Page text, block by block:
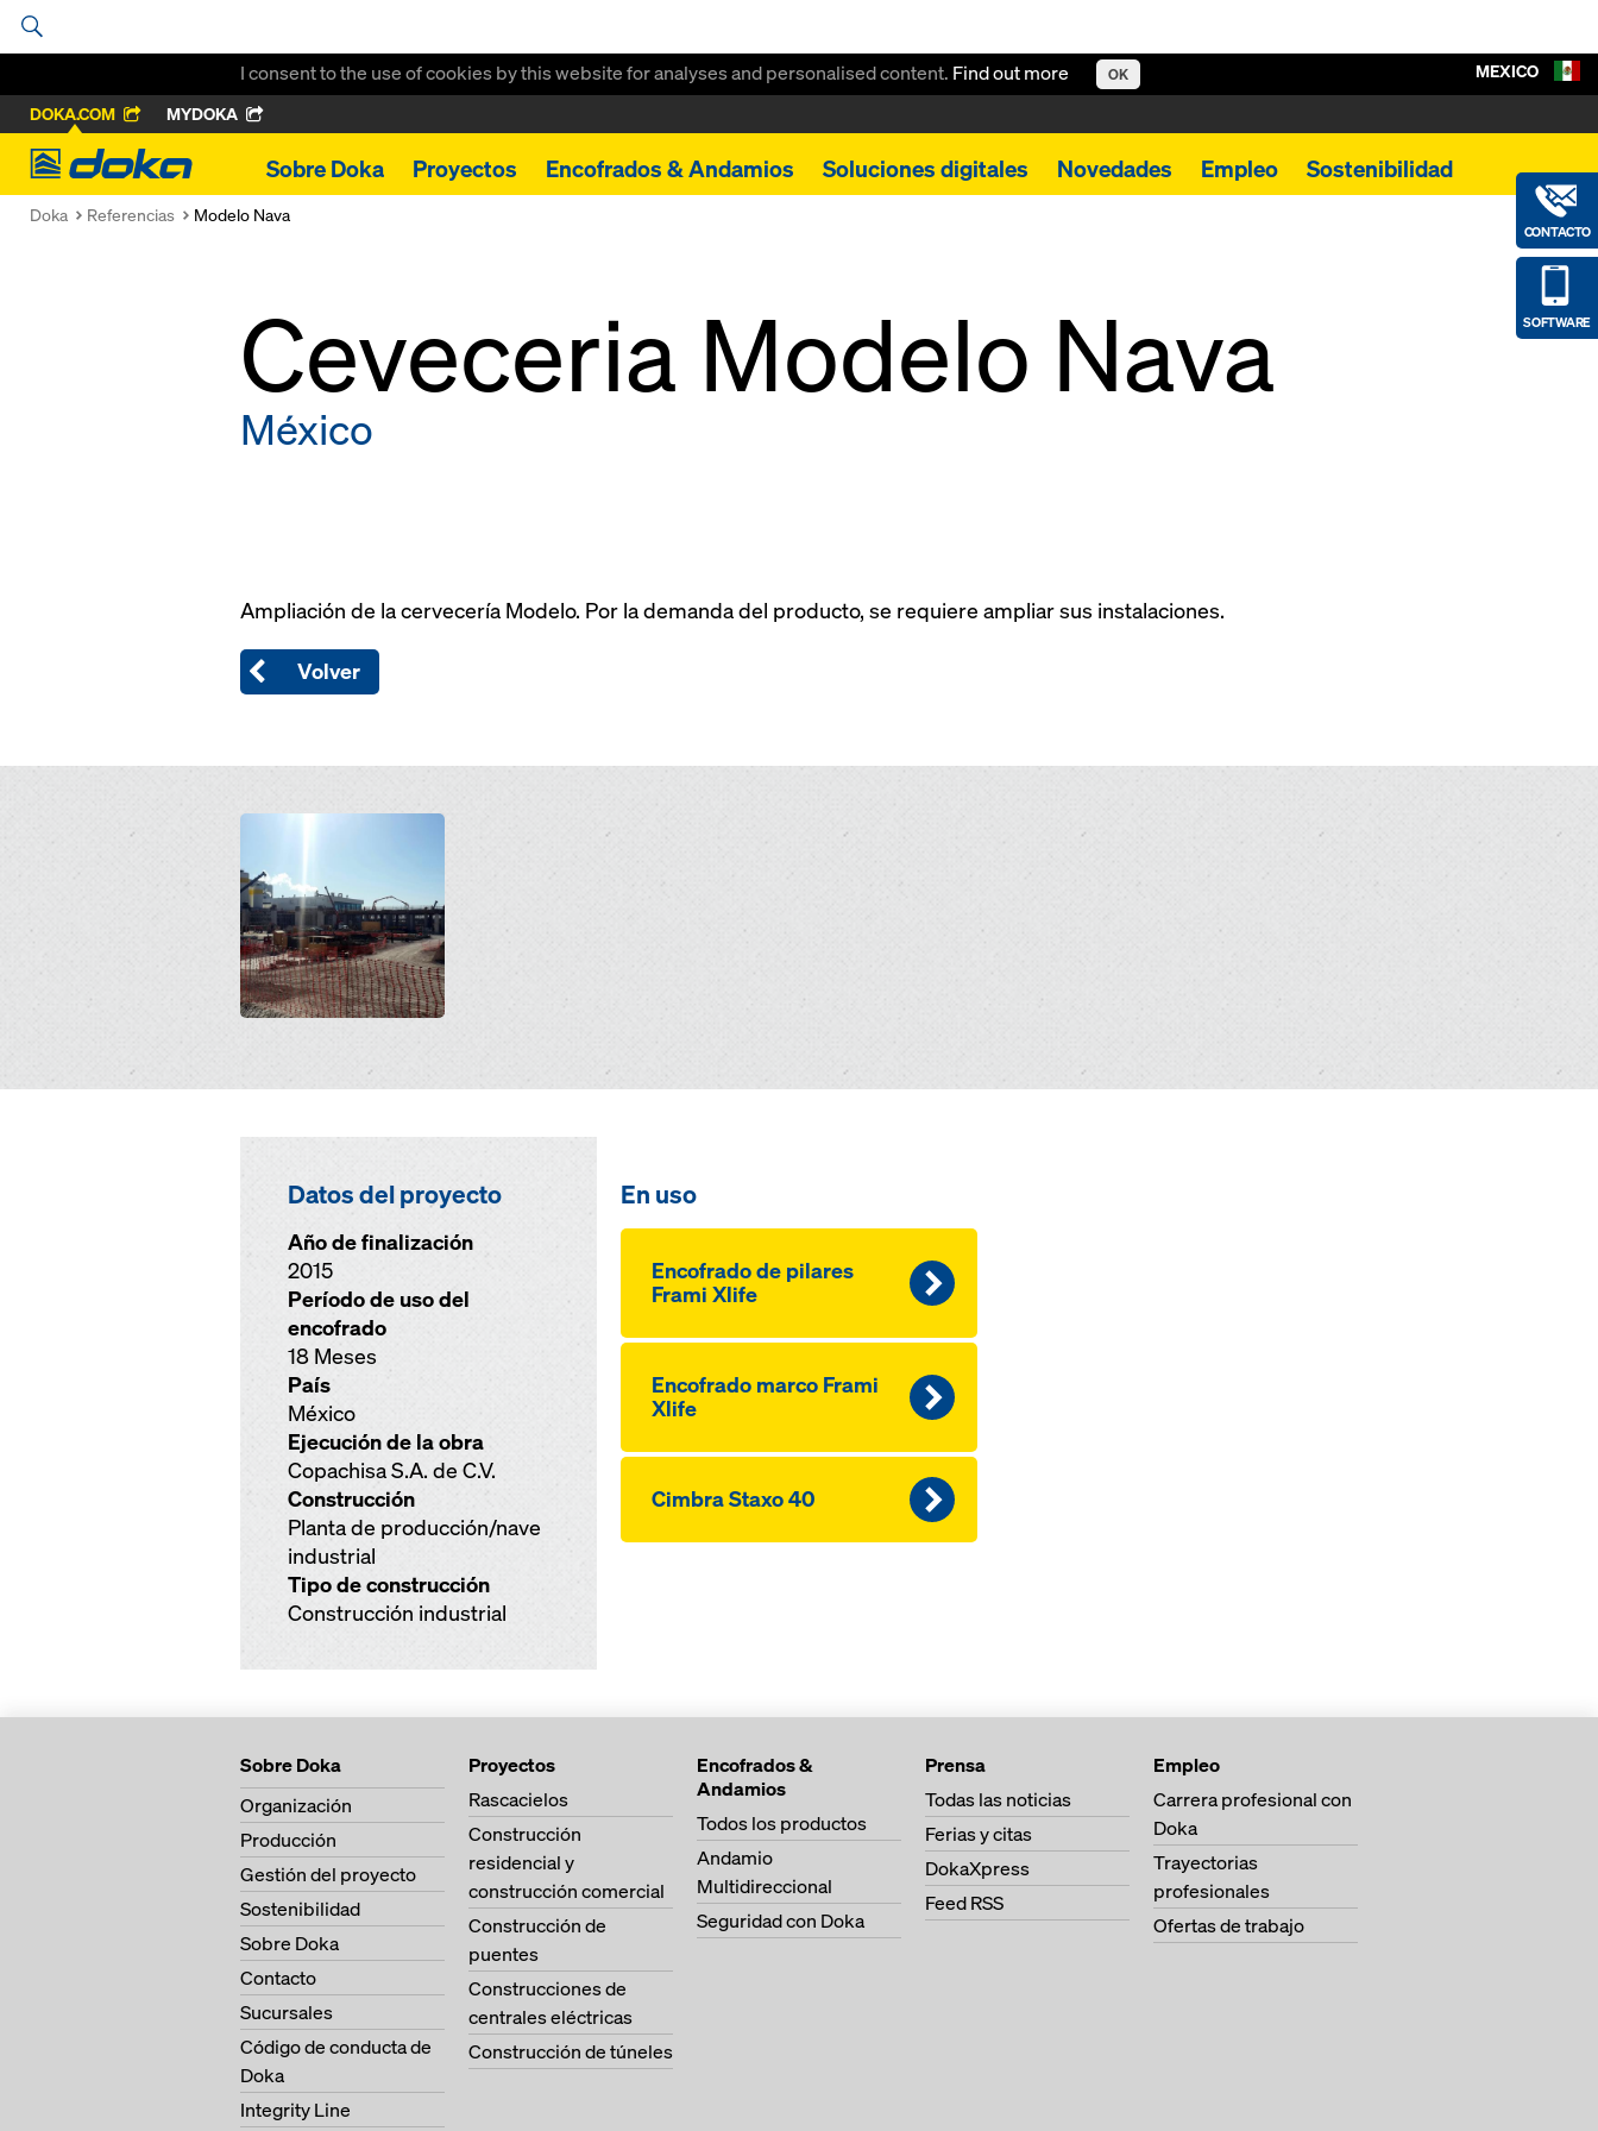
I consent to the use of cookies by this website for analyses and personalised content. Find out more OK
DOKA.COM MYDOKA
Doka
Sobre Doka Proyectos Encofrados & Andamios Soluciones digitales Novedades Empleo Sostenibilidad
CONTACTO
SOFTWARE
MEXICO
Doka Referencias Modelo Nava
Ceveceria Modelo Nava
México
Ampliación de la cervecería Modelo. Por la demanda del producto, se requiere ampliar sus instalaciones.
Volver
Open
Datos del proyecto
Año de finalización
2015
Período de uso del
encofrado
18 Meses
País
México
Ejecución de la obra
Copachisa S.A. de C.V.
Construcción
Planta de producción/nave
industrial
Tipo de construcción
Construcción industrial
En uso
Encofrado de pilares
Frami Xlife
Encofrado marco Frami
Xlife
Cimbra Staxo 40
Sobre Doka
Organización
Producción
Gestión del proyecto
Sostenibilidad
Sobre Doka
Contacto
Sucursales
Código de conducta de
Doka
Integrity Line
Proyectos
Rascacielos
Construcción
residencial y
construcción comercial
Construcción de
puentes
Construcciones de
centrales eléctricas
Construcción de túneles
Encofrados &
Andamios
Todos los productos
Andamio
Multidireccional
Seguridad con Doka
Prensa
Todas las noticias
Ferias y citas
DokaXpress
Feed RSS
Empleo
Carrera profesional con
Doka
Trayectorias
profesionales
Ofertas de trabajo